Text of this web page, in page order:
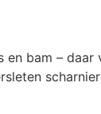
bam –